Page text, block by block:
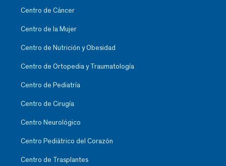
Centro de Cáncer
Centro de la Mujer
Centro de Nutrición y Obesidad
Centro de Ortopedia y Traumatología
Centro de Pediatría
Centro de Cirugía
Centro Neurológico
Centro Pediátrico del Corazón
Centro de Trasplantes